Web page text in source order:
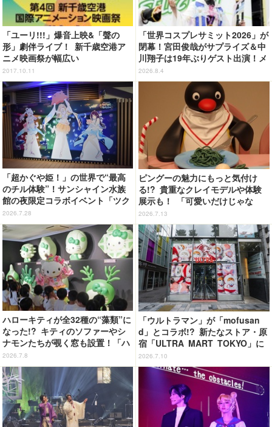
「ユーリ!!!」爆音上映&「聲の
形」劇伴ライブ！ 新千歳空港ア
ニメ映画祭が幅広い
2017.10.11
「世界コスプレサミット2026」が
閉幕！宮田俊哉がサプライズ＆中
川翔子は19年ぶりゲスト出演！メ
イン会場では延べ25万9000人が
来場
2026.8.4
「超かぐや姫！」の世界で“最高
のチル体験”！サンシャイン水族
館の夜限定コラボイベント「ツク
ヨミアクアリウム」が癒やしすぎ
た【体験レポ】
2026.7.28
ピングーの魅力にもっと気付け
る!? 貴重なクレイモデルや体験
展示も！ 「可愛いだけじゃな
い！？ピングー展」開催【レポ】
2026.7.13
ハローキティが全32種の“藻類”に
なった!? キティのソファーやシ
ナモンたちが覗く窓も設置！「ハ
ーモニーランド」35周年で大分
県・暘谷駅がリニューアル
2026.7.8
「ウルトラマン」が「mofusan
d」とコラボ!? 新たなストア・原
宿「ULTRA MART TOKYO」に
行ってきた【レポ】
2026.7.10